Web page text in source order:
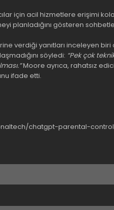
için acil hizmetlere erişimi
planladığını gösteren
verdiği yanıtları inceleyen
söyledi: “Pek çok
Moore ayrıca, rahatsız
ifade etti.
chatgpt-parental-